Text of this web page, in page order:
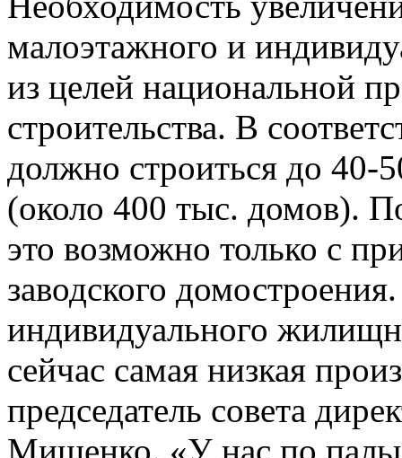
малоэтажного и
из целей национальной
строительства. В
должно строиться до 40-
(около 400 тыс. домов).
это возможно только с
заводского
индивидуального
сейчас самая низкая
председатель совета
Мищенко. «У нас по